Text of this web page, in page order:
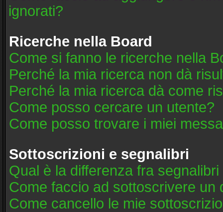
ignorati?
Ricerche nella Board
Come si fanno le ricerche nella
Perché la mia ricerca non dà
Perché la mia ricerca dà come
Come posso cercare un utente?
Come posso trovare i miei
Sottoscrizioni e segnalibri
Qual è la differenza fra
Come faccio ad sottoscrivere un
Come cancello le mie